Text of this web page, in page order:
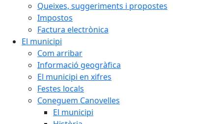
Queixes, suggeriments i propostes
Impostos
Factura electrònica
El municipi
Com arribar
Informació geogràfica
El municipi en xifres
Festes locals
Coneguem Canovelles
El municipi